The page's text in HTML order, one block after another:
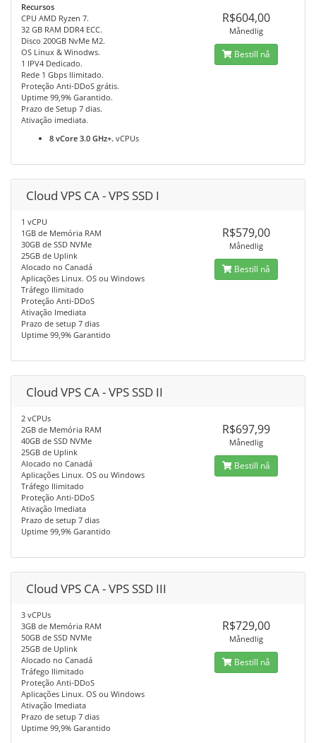
Recursos
CPU AMD Ryzen 7.
32 GB RAM DDR4 ECC.
Disco 200GB NvMe M2.
OS Linux & Winodws.
1 IPV4 Dedicado.
Rede 1 Gbps Ilimitado.
Proteção Anti-DDoS grátis.
Uptime 99,9% Garantido.
Prazo de Setup 7 dias.
Ativação imediata.
8 vCore 3.0 GHz+. vCPUs
R$604,00
Månedlig
Bestill nå
Cloud VPS CA - VPS SSD I
1 vCPU
1GB de Memória RAM
30GB de SSD NVMe
25GB de Uplink
Alocado no Canadá
Aplicações Linux. OS ou Windows
Tráfego Ilimitado
Proteção Anti-DDoS
Ativação Imediata
Prazo de setup 7 dias
Uptime 99,9% Garantido
R$579,00
Månedlig
Bestill nå
Cloud VPS CA - VPS SSD II
2 vCPUs
2GB de Memória RAM
40GB de SSD NVMe
25GB de Uplink
Alocado no Canadá
Aplicações Linux. OS ou Windows
Tráfego Ilimitado
Proteção Anti-DDoS
Ativação Imediata
Prazo de setup 7 dias
Uptime 99,9% Garantido
R$697,99
Månedlig
Bestill nå
Cloud VPS CA - VPS SSD III
3 vCPUs
3GB de Memória RAM
50GB de SSD NVMe
25GB de Uplink
Alocado no Canadá
Tráfego Ilimitado
Proteção Anti-DDoS
Aplicações Linux. OS ou Windows
Ativação Imediata
Prazo de setup 7 dias
Uptime 99,9% Garantido
R$729,00
Månedlig
Bestill nå